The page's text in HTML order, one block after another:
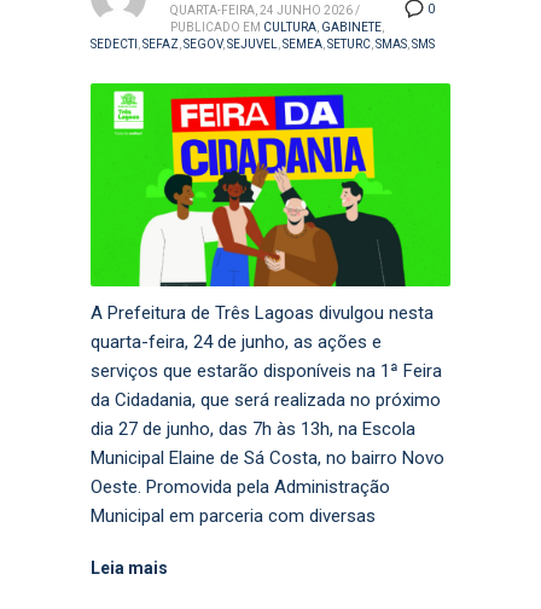
0
QUARTA-FEIRA, 24 JUNHO 2026 /
PUBLICADO EM CULTURA GABINETE
SEDECTI SEFAZ SEGOV, SEJUVEL SEMEA SETURC SMAS SMS
A Prefeitura de Três Lagoas divulgou nesta
quarta-feira, 24 de junho, as ações e
serviços que estarão disponíveis na 1ª Feira
da Cidadania, que será realizada no próximo
dia 27 de junho, das 7h às 13h, na Escola
Municipal Elaine de Sá Costa, no bairro Novo
Oeste. Promovida pela Administração
Municipal em parceria com diversas
Leia mais